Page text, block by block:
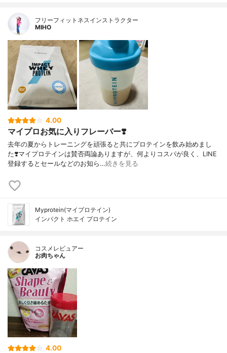
フリーフィットネスインストラクター
MIHO
4.00
マイプロお気に入りフレーバー❣️
去年の夏からトレーニングを頑張ると共にプロテインを飲み始めまし
た❣️マイプロテインは賛否両論ありますが、何よりコスパが良く、LINE
登録するとセールなどのお知ら…続きを見る
Myprotein(マイプロテイン)
インパクト ホエイ プロテイン
コスメレビュアー
お肉ちゃん
4.00